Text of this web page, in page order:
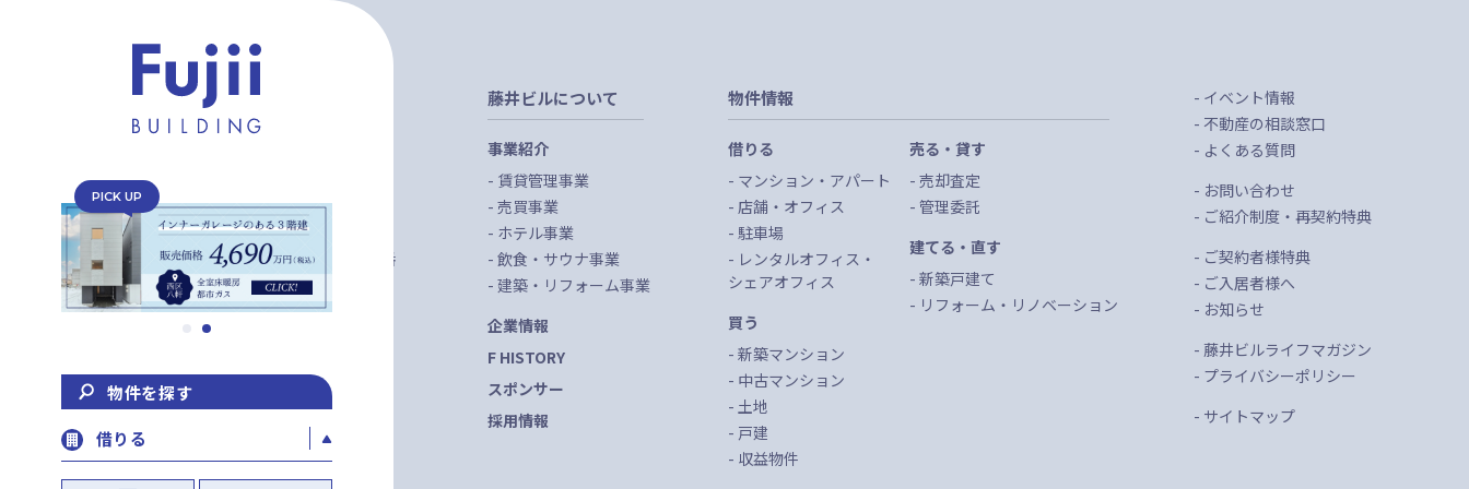
PICK UP
物件を探す
借りる
定休日：日曜日
営業時間：10:00 〜 17:00
北海道札幌市中央区大通西11丁目4番
地
大通藤井ビル1F
藤井ビルについて
事業紹介
賃貸管理事業
売買事業
ホテル事業
飲食・サウナ事業
建築・リフォーム事業
企業情報
F HISTORY
スポンサー
採用情報
物件情報
借りる
マンション・アパート
店舗・オフィス
駐車場
レンタルオフィス・
シェアオフィス
買う
新築マンション
中古マンション
土地
戸建
収益物件
売る・貸す
売却査定
管理委託
建てる・直す
新築戸建て
リフォーム・リノベーション
イベント情報
不動産の相談窓口
よくある質問
お問い合わせ
ご紹介制度・再契約特典
ご契約者様特典
ご入居者様へ
お知らせ
藤井ビルライフマガジン
プライバシーポリシー
サイトマップ